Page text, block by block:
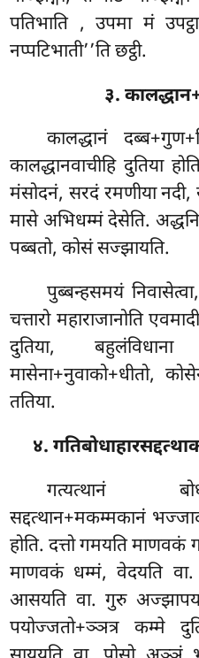
पतिभाति , उपमा मं
नप्पटिभाती’’ति छट्ठी.
३.
कालद्धानं
कालद्धानवाचीहि दुतिया
मंसोदनं, सरदं रमणीया
मासे अभिधम्मं देसेति.
पब्बतो, कोसं सज्झायति.
पुब्बन्हसमयं
चत्तारो महाराजानोति
दुतिया, बहुलंविधाना
मासेना+नुवाको+धीतो,
ततिया.
४.
गत्यत्थानं
सद्दत्थान+मकम्मकानं
होति. दत्तो गमयति माणवकं
माणवकं धम्मं, वेदयति वा.
आसयति वा. गुरु
पयोज्जतो+ञ्ञत्र कम्मे